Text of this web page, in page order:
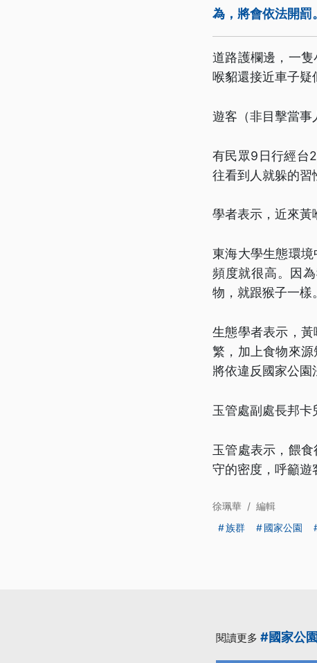
為，將會依法開罰。
道路護欄邊，一
喉貂還接近車子疑
遊客（非目擊當事
有民眾9日行經台
往看到人就躲的習
學者表示，近來黃
東海大學生態環
頻度就很高。因
物，就跟猴子一樣
生態學者表示，
繁，加上食物來
將依違反國家公園
玉管處副處長邦卡
玉管處表示，餵
守的密度，呼籲遊
徐珮華 / 編輯
族群
國家公園
閱讀更多 #國家公園